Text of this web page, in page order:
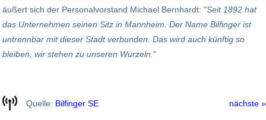
äußert sich der Personalvorstand Michael Bernhardt: "Seit 1892 hat
das Unternehmen seinen Sitz in Mannheim. Der Name Bilfinger ist
untrennbar mit dieser Stadt verbunden. Das wird auch künftig so
bleiben, wir stehen zu unseren Wurzeln. "
Quelle: Bilfinger SE nächste »